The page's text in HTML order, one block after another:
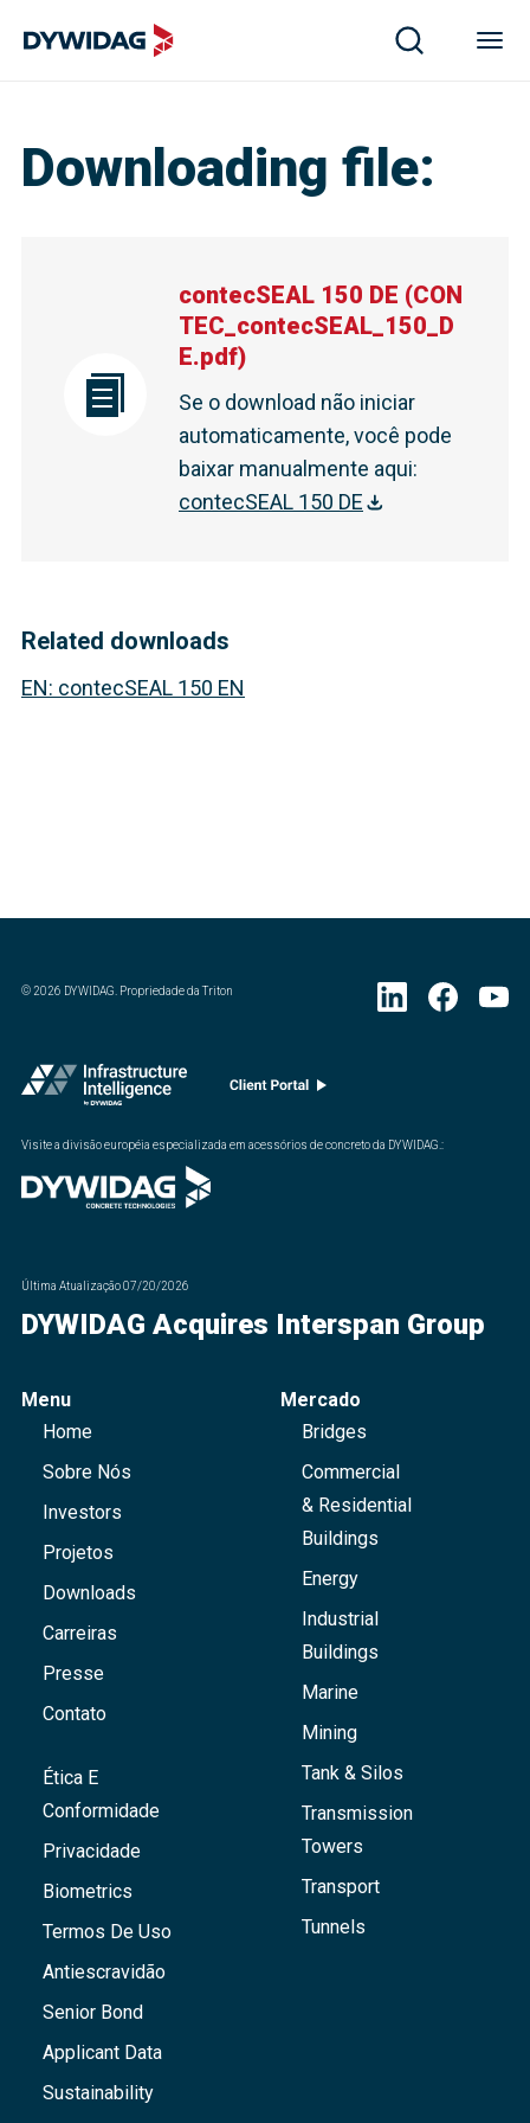
Downloading file:
contecSEAL 150 DE (CON
TEC_contecSEAL_150_D
E.pdf)
Se o download não iniciar
automaticamente, você pode
baixar manualmente aqui:
contecSEAL 150 DE
Related downloads
EN: contecSEAL 150 EN
©2026 DYWIDAG. Propriedade da Triton
Visite a divisão européia especializada em acessórios de concreto da DYWIDAG.:
Última Atualização07/20/2026
DYWIDAG Acquires Interspan Group
Menu
Home
Sobre Nós
Investors
Projetos
Downloads
Carreiras
Presse
Contato
Ética E
Conformidade
Privacidade
Biometrics
Termos De Uso
Antiescravidão
Senior Bond
Applicant Data
Sustainability
Mercado
Bridges
Commercial
& Residential
Buildings
Energy
Industrial
Buildings
Marine
Mining
Tank & Silos
Transmission
Towers
Transport
Tunnels